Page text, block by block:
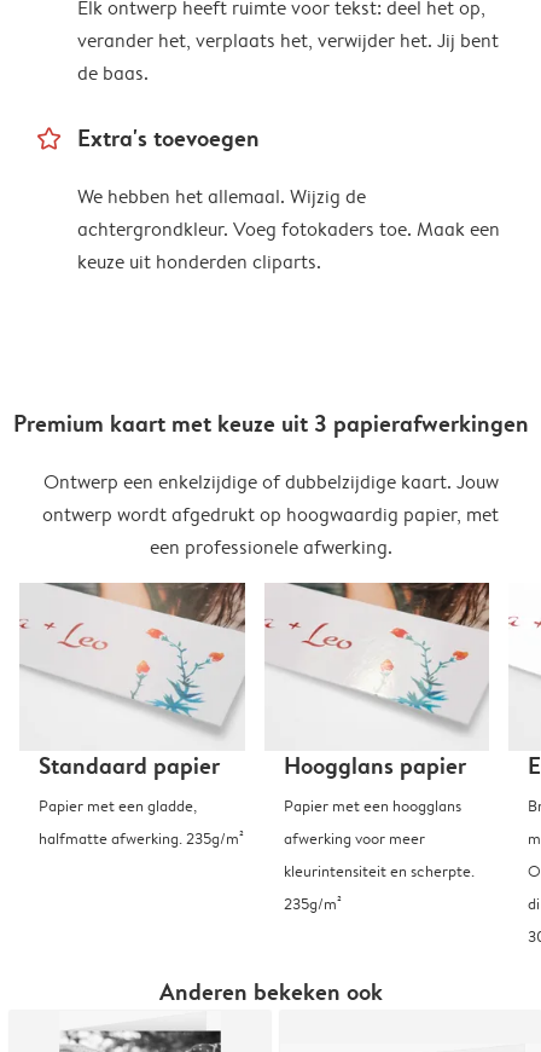
Elk ontwerp heeft ruimte voor tekst: deel het op,
verander het, verplaats het, verwijder het. Jij bent
de baas.
star_outline Extra's toevoegen
We hebben het allemaal. Wijzig de
achtergrondkleur. Voeg fotokaders toe. Maak een
keuze uit honderden cliparts.
Premium kaart met keuze uit 3 papierafwerkingen
Ontwerp een enkelzijdige of dubbelzijdige kaart. Jouw
ontwerp wordt afgedrukt op hoogwaardig papier, met
een professionele afwerking.
Standaard papier
Papier met een gladde,
halfmatte afwerking. 235g/m²
Hoogglans papier
Papier met een hoogglans
afwerking voor meer
kleurintensiteit en scherpte.
235g/m²
Anderen bekeken ook